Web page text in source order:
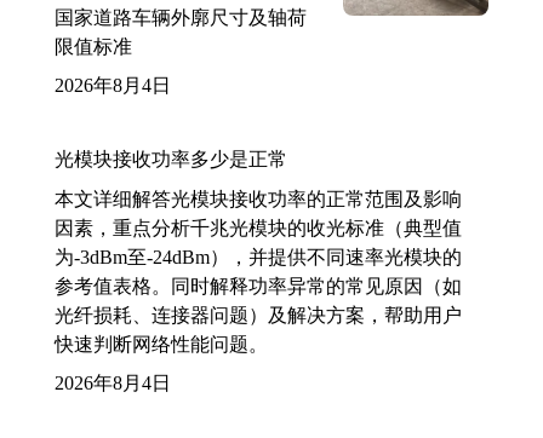
国家道路车辆外廓尺寸及轴荷
限值标准
2026年8月4日
光模块接收功率多少是正常
本文详细解答光模块接收功率的正常范围及影响
因素，重点分析千兆光模块的收光标准（典型值
为-3dBm至-24dBm），并提供不同速率光模块的
参考值表格。同时解释功率异常的常见原因（如
光纤损耗、连接器问题）及解决方案，帮助用户
快速判断网络性能问题。
2026年8月4日